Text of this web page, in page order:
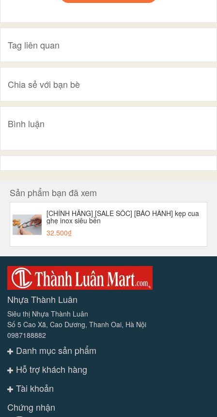
Tag liên quan
Chia sẻ với bạn bè
Bình luận
Sản phẩm bạn đã xem
[CHÍNH HÃNG] [SALE SỐC] [BẢO HÀNH] kẹp cua
ghẹ inox siêu bền
32.500₫
Nhựa Thành Luân
Siêu thị Nhựa Thành Luân
Số 5 Cao Xã, Cao Dương, Thanh Oai, Hà Nội
0987188882
Danh mục sản phẩm
Hỗ trợ khách hàng
Tài khoản
Chứng nhận